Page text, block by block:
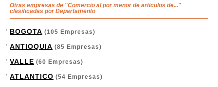
Otras empresas de "Comercio al por menor de articulos de..."
clasificadas por Departamento
BOGOTA (105 Empresas)
ANTIOQUIA (85 Empresas)
VALLE (60 Empresas)
ATLANTICO (54 Empresas)